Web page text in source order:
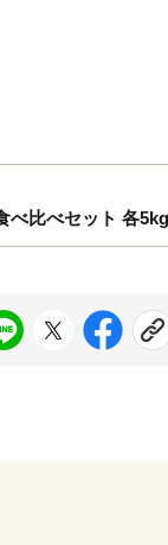
比べセット 各